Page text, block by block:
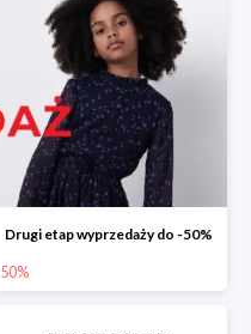
Drugi etap wyprzedaży do -50%
50%